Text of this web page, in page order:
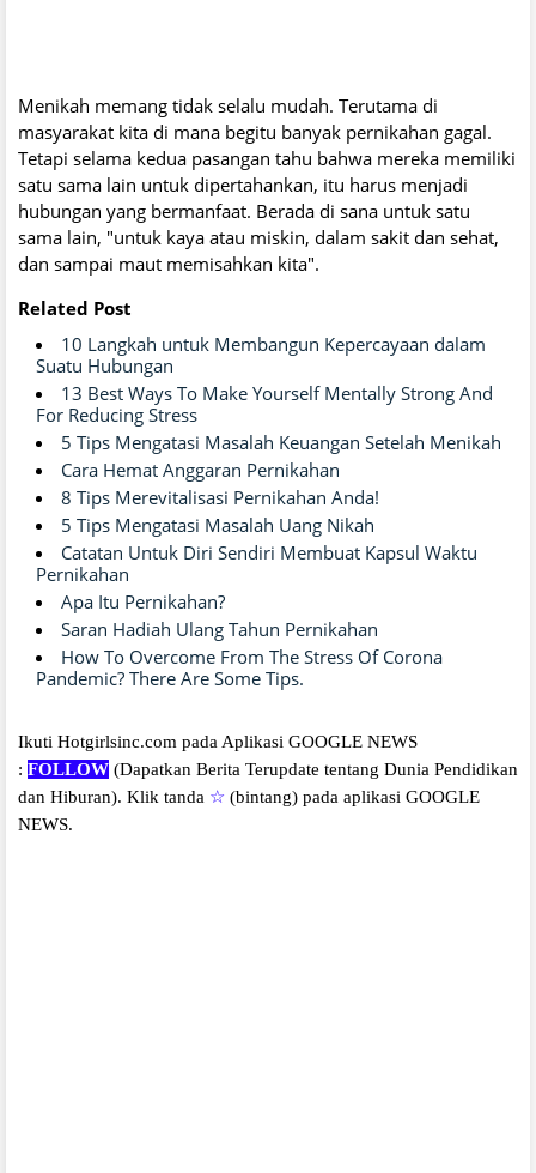
Menikah memang tidak selalu mudah. Terutama di
masyarakat kita di mana begitu banyak pernikahan gagal.
Tetapi selama kedua pasangan tahu bahwa mereka memiliki
satu sama lain untuk dipertahankan, itu harus menjadi
hubungan yang bermanfaat. Berada di sana untuk satu
sama lain, "untuk kaya atau miskin, dalam sakit dan sehat,
dan sampai maut memisahkan kita".
Related Post
10 Langkah untuk Membangun Kepercayaan dalam
Suatu Hubungan
13 Best Ways To Make Yourself Mentally Strong And
For Reducing Stress
5 Tips Mengatasi Masalah Keuangan Setelah Menikah
Cara Hemat Anggaran Pernikahan
8 Tips Merevitalisasi Pernikahan Anda!
5 Tips Mengatasi Masalah Uang Nikah
Catatan Untuk Diri Sendiri Membuat Kapsul Waktu
Pernikahan
Apa Itu Pernikahan?
Saran Hadiah Ulang Tahun Pernikahan
How To Overcome From The Stress Of Corona
Pandemic? There Are Some Tips.
Ikuti Hotgirlsinc.com pada Aplikasi GOOGLE NEWS
: FOLLOW (Dapatkan Berita Terupdate tentang Dunia Pendidikan
dan Hiburan). Klik tanda ☆ (bintang) pada aplikasi GOOGLE
NEWS.